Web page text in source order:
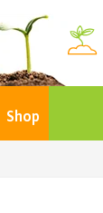
Shop